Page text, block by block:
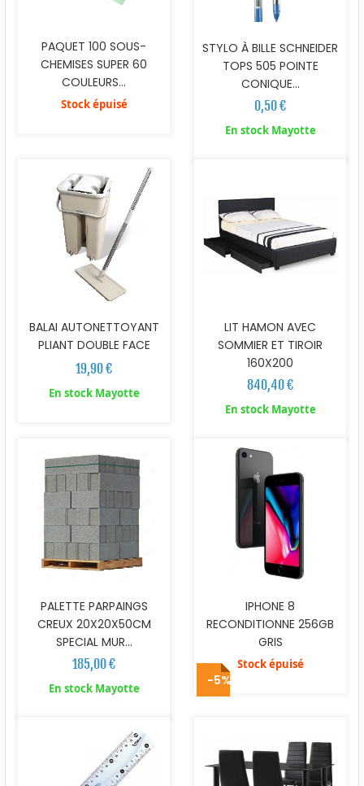
PAQUET 100 SOUS-
CHEMISES SUPER 60
COULEURS...
Stock épuisé
STYLO À BILLE SCHNEIDER
TOPS 505 POINTE
CONIQUE...
0,50 €
En stock Mayotte
BALAI AUTONETTOYANT
PLIANT DOUBLE FACE
19,90 €
En stock Mayotte
LIT HAMON AVEC
SOMMIER ET TIROIR
160X200
840,40 €
En stock Mayotte
PALETTE PARPAINGS
CREUX 20X20X50CM
SPECIAL MUR...
185,00 €
En stock Mayotte
IPHONE 8
RECONDITIONNE 256GB
GRIS
Stock épuisé
-5%